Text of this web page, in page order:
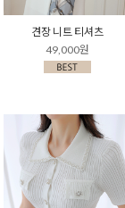
견장 니트 티셔츠
49,000원